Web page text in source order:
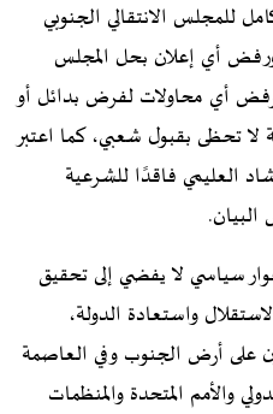
للمجلس الانتقالي الجنوبي
ورفض أي إعلان بحل المجلس
رفض أي محاولات لفرض بدائل أو
تحظى بقبول شعبي، كما اعتبر
العليمي فاقدًا للشرعية
سياسي لا يفضي إلى تحقيق
واستعادة الدولة،
على أرض الجنوب وفي العاصمة
والأمم المتحدة والمنظمات